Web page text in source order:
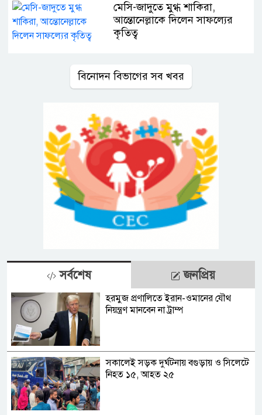
মেসি-জাদুতে মুগ্ধ শাকিরা,
আন্তোনেল্লাকে দিলেন সাফল্যের
কৃতিত্ব
বিনোদন বিভাগের সব খবর
সর্বশেষ জনপ্রিয়
হরমুজ প্রণালিতে ইরান-ওমানের যৌথ
নিয়ন্ত্রণ মানবেন না ট্রাম্প
সকালেই সড়ক দুর্ঘটনায় বগুড়ায় ও সিলেটে
নিহত ১৫, আহত ২৫